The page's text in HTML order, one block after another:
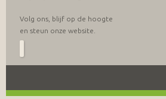
Volg ons, blijf op de hoogte
en steun onze website.